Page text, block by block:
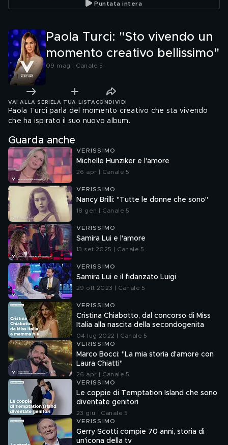
Puntata intera
Paola Turci: "Sto vivendo un
momento creativo bellissimo"
09 mag | Canale 5
VAI ALLA SERIE LA TUA LISTA CONDIVIDI
Paola Turci parla del momento creativo che sta vivendo
che ha ispirato il suo nuovo album.
Guarda anche
VERISSIMO
Michelle Hunziker e l'amore
26 apr | Canale 5
VERISSIMO
Nancy Brilli: "Tutte le donne che sono"
18 gen | Canale 5
VERISSIMO
Samira Lui e l'amore
13 set 2025 | Canale 5
VERISSIMO
Samira Lui e il fidanzato Luigi
29 ott 2023 | Canale 5
VERISSIMO
Cristina Chiabotto, dal concorso di Miss
Italia alla nascita della secondogenita
04 lug 2022 | Canale 5
VERISSIMO
Marco Bocci: "La mia storia d'amore con
Laura Chiatti"
26 apr | Canale 5
VERISSIMO
Le coppie di Temptation Island che sono
diventate genitori
23 giu | Canale 5
VERISSIMO
Gerry Scotti compie 70 anni, storia di
un'icona della tv